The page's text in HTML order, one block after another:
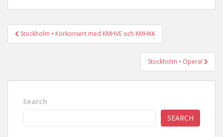
Post
navigation
Stockholm • Körkonsert med KMHVE och KMHKK
Stockholm • Opera!
Search
SEARCH